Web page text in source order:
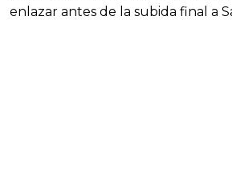
enlazar antes de la subida final a